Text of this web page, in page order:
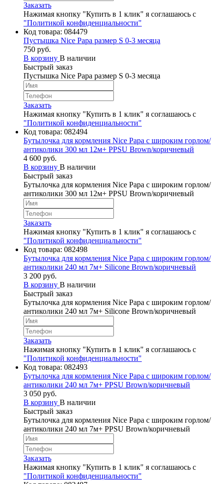
Заказать
Нажимая кнопку "Купить в 1 клик" я соглашаюсь с
"Политикой конфиденциальности"
Код товара: 084479
Пустышка Nice Papa размер S 0-3 месяца
750 руб.
В корзину В наличии
Быстрый заказ
Пустышка Nice Papa размер S 0-3 месяца
Заказать
Нажимая кнопку "Купить в 1 клик" я соглашаюсь с
"Политикой конфиденциальности"
Код товара: 082494
Бутылочка для кормления Nice Papa с широким горлом/
антиколики 300 мл 12м+ PPSU Brown/коричневый
4 600 руб.
В корзину В наличии
Быстрый заказ
Бутылочка для кормления Nice Papa с широким горлом/
антиколики 300 мл 12м+ PPSU Brown/коричневый
Заказать
Нажимая кнопку "Купить в 1 клик" я соглашаюсь с
"Политикой конфиденциальности"
Код товара: 082498
Бутылочка для кормления Nice Papa с широким горлом/
антиколики 240 мл 7м+ Silicone Brown/коричневый
3 200 руб.
В корзину В наличии
Быстрый заказ
Бутылочка для кормления Nice Papa с широким горлом/
антиколики 240 мл 7м+ Silicone Brown/коричневый
Заказать
Нажимая кнопку "Купить в 1 клик" я соглашаюсь с
"Политикой конфиденциальности"
Код товара: 082493
Бутылочка для кормления Nice Papa с широким горлом/
антиколики 240 мл 7м+ PPSU Brown/коричневый
3 050 руб.
В корзину В наличии
Быстрый заказ
Бутылочка для кормления Nice Papa с широким горлом/
антиколики 240 мл 7м+ PPSU Brown/коричневый
Заказать
Нажимая кнопку "Купить в 1 клик" я соглашаюсь с
"Политикой конфиденциальности"